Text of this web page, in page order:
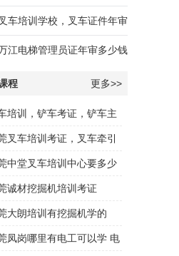
车培训学校，叉车证件年审
江电梯管理员证年审多少钱
程 更多>>
培训，铲车考证，铲车主
件
叉车培训考证，叉车牵引
使用和操作
中堂叉车培训中心要多少
诚材挖掘机培训考证
大朗培训有挖掘机学的
凤岗哪里有电工可以学 电